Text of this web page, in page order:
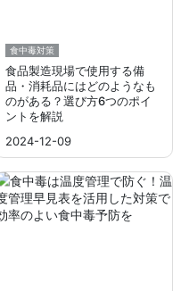
食中毒対策
食品製造現場で使用する備
品・消耗品にはどのようなも
のがある？選び方6つのポイ
ントを解説
2024-12-09